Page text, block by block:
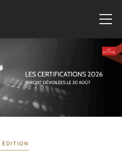
ÉDITION